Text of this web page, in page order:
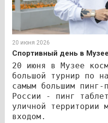
20 июня 2026
Спортивный день в
20 июня в Музее
большой турнир по
самым большим пинг-
России - пинг
уличной территории
входом.